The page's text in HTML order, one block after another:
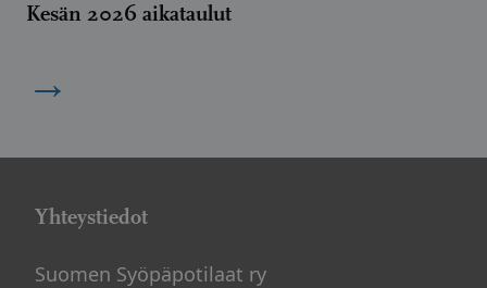
Kesän 2026 aikataulut
→
Yhteystiedot
Suomen Syöpäpotilaat ry